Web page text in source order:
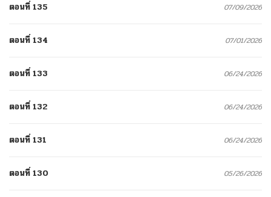
ตอนที่ 135 07/09/2026
ตอนที่ 134 07/01/2026
ตอนที่ 133 06/24/2026
ตอนที่ 132 06/24/2026
ตอนที่ 131 06/24/2026
ตอนที่ 130 05/26/2026